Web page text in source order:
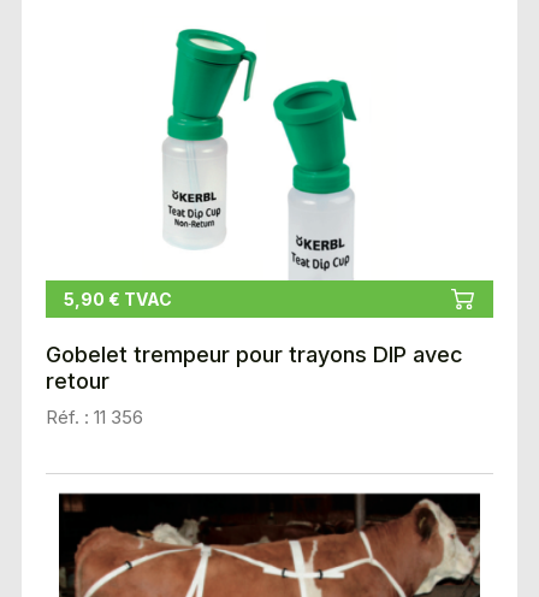
5,90 € TVAC
Gobelet trempeur pour trayons DIP avec
retour
Réf. : 11 356